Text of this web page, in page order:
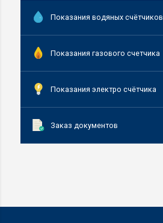
Показания водяных счётчиков
Показания газового счетчика
Показания электро счётчика
Заказ документов